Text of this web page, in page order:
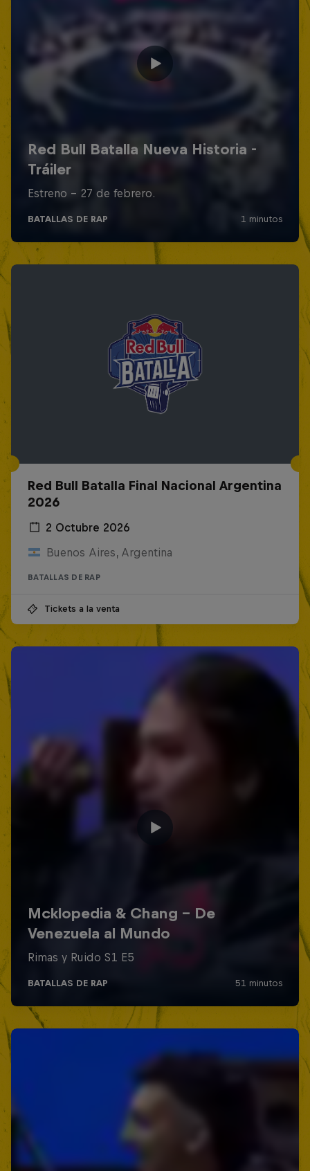
Red Bull Batalla Final Nacional Argentina
2026
2 Octubre 2026
Buenos Aires, Argentina
BATALLAS DE RAP
Tickets a la venta